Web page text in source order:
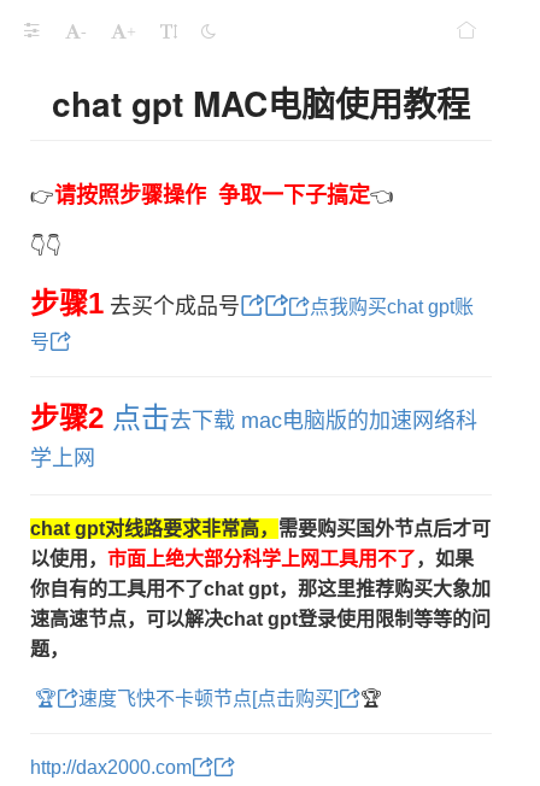
- +
chat gpt MAC电脑使用教程
👉请按照步骤操作 争取一下子搞定👈
👇👇
步骤1 去买个成品号
点我购买chat gpt账
号
步骤2 点击去下载 mac电脑版的加速网络科
学上网
chat gpt对线路要求非常高， 需要购买国外节点后才可
以使用， 市面上绝大部分科学上网工具用不了，如果
你自有的工具用不了chat gpt，那这里推荐购买大象加
速高速节点， 可以解决chat gpt登录使用限制等等的问
题，
🏆 速度飞快不卡顿节点[点击购买] 🏆
http://dax2000.com